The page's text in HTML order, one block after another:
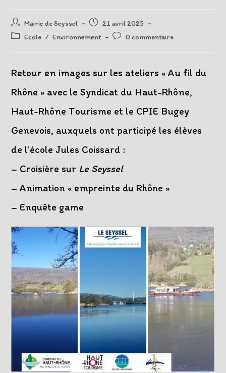
Auteur/autrice
de
Mairie de Seyssel
Post
published:
21 avril 2025
PostEcole / Environnement
Post0 commentaire
Retour en images sur les ateliers « Au fil du
Rhône » avec le Syndicat du Haut-Rhône,
Haut-Rhône Tourisme et le CPIE Bugey
Genevois, auxquels ont participé les élèves
de l’école Jules Coissard :
– Croisière sur Le Seyssel
– Animation « empreinte du Rhône »
– Enquête game